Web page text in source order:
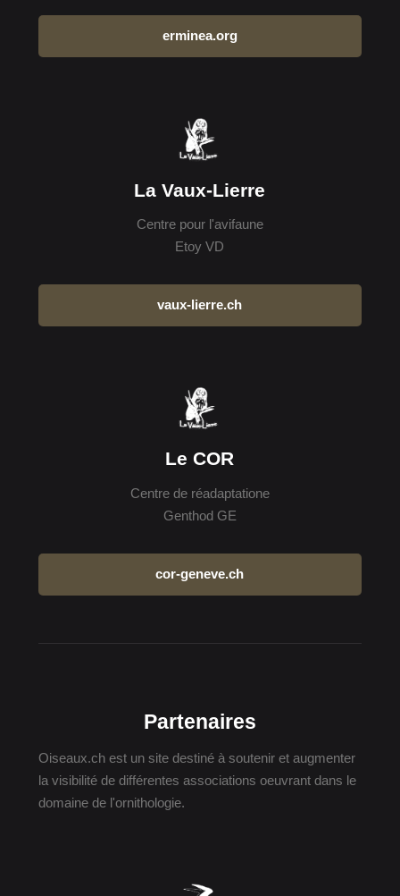
erminea.org
La Vaux-Lierre
Centre pour l'avifaune
Etoy VD
vaux-lierre.ch
Le COR
Centre de réadaptatione
Genthod GE
cor-geneve.ch
Partenaires
Oiseaux.ch est un site destiné à soutenir et augmenter
la visibilité de différentes associations oeuvrant dans le
domaine de l'ornithologie.